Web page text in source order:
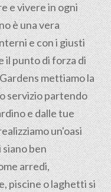
e vivere in ogni
è una vera
e con i giusti
il punto di forza di
mettiamo la
servizio partendo
e dalle tue
un'oasi
siano ben
arredi,
piscine o laghetti si